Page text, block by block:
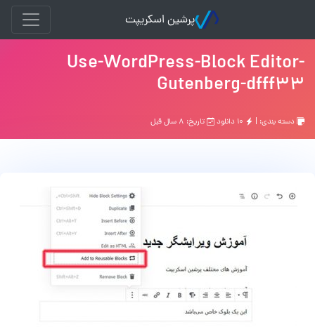
پرشین اسکریپت
Use-WordPress-Block Editor-
Gutenberg-dfff33
دسته بندی: | تاریخ: ۸ سال قبل